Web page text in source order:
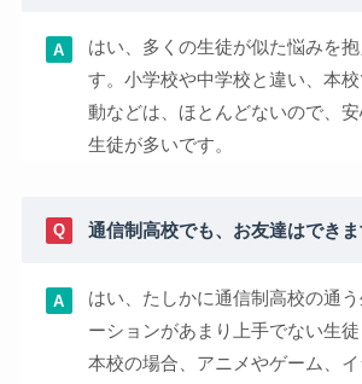
はい、多くの生徒が似た悩みを
す。小学校や中学校と違い、本
動などは、ほとんどないので、
生徒が多いです。
通信制高校でも、お友達はできま
はい、たしかに通信制高校の通
ーションがあまり上手でない生
本校の場合、アニメやゲーム、